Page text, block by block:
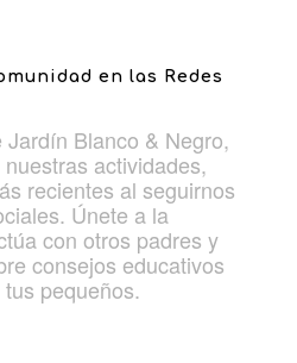
en las Redes
Blanco & Negro,
actividades,
recientes al seguirnos
Únete a la
con otros padres y
consejos educativos
pequeños.